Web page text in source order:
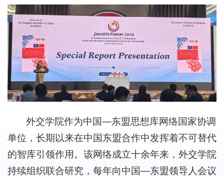
外交学院作为中国—东盟思想库网络国家协调
单位，长期以来在中国东盟合作中发挥着不可替代
的智库引领作用。该网络成立十余年来，外交学院
持续组织联合研究，每年向中国—东盟领导人会议